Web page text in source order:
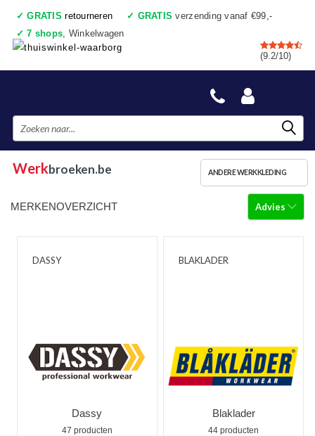
✓ GRATIS retourneren ✓ GRATIS verzending vanaf €99,-
✓ 7 shops, Winkelwagen
✓Voor 17:00 uur besteld, vandaag verzonden
✓Achteraf betalen ✓Ook een échte winkel
(9.2/10)
Werkbroeken.be ANDERE WERKKLEDING
Advies
MERKENOVERZICHT
DASSY
Dassy
47 producten
BLAKLADER
Blaklader
44 producten